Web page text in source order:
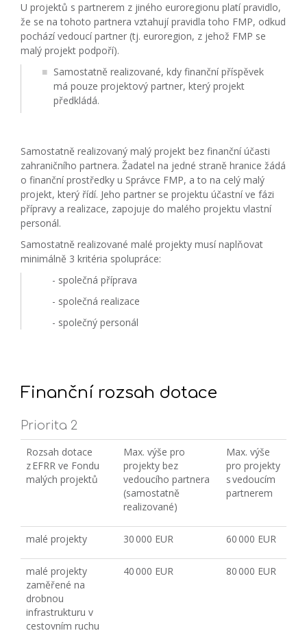
U projektů s partnerem z jiného euroregionu platí pravidlo,
že se na tohoto partnera vztahují pravidla toho FMP, odkud
pochází vedoucí partner (tj. euroregion, z jehož FMP se
malý projekt podpoří).
Samostatně realizované, kdy finanční příspěvek
má pouze projektový partner, který projekt
předkládá.
Samostatně realizovaný malý projekt bez finanční účasti
zahraničního partnera. Žadatel na jedné straně hranice žádá
o finanční prostředky u Správce FMP, a to na celý malý
projekt, který řídí. Jeho partner se projektu účastní ve fázi
přípravy a realizace, zapojuje do malého projektu vlastní
personál.
Samostatně realizované malé projekty musí naplňovat
minimálně 3 kritéria spolupráce:
- společná příprava
- společná realizace
- společný personál
Finanční rozsah dotace
Priorita 2
Rozsah dotace
z EFRR ve Fondu
malých projektů
Max. výše pro
projekty bez
vedoucího partnera
(samostatně
realizované)
Max. výše
pro projekty
s vedoucím
partnerem
malé projekty 30 000 EUR 60 000 EUR
malé projekty
zaměřené na
drobnou
infrastrukturu v
cestovním ruchu
40 000 EUR 80 000 EUR